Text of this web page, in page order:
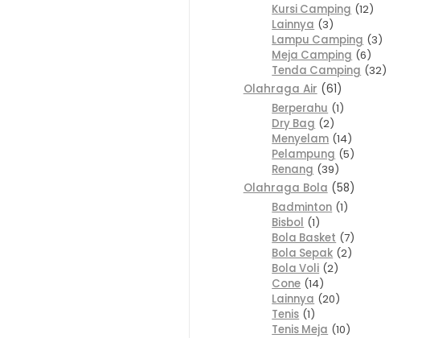
Kursi Camping 12
Lainnya 3
Lampu Camping 3
Meja Camping 6
Tenda Camping 32
Olahraga Air
61
Berperahu 1
Dry Bag 2
Menyelam 14
Pelampung 5
Renang 39
Olahraga Bola
58
Badminton 1
Bisbol 1
Bola Basket 7
Bola Sepak 2
Bola Voli 2
Cone 14
Lainnya 20
Tenis 1
Tenis Meja 10